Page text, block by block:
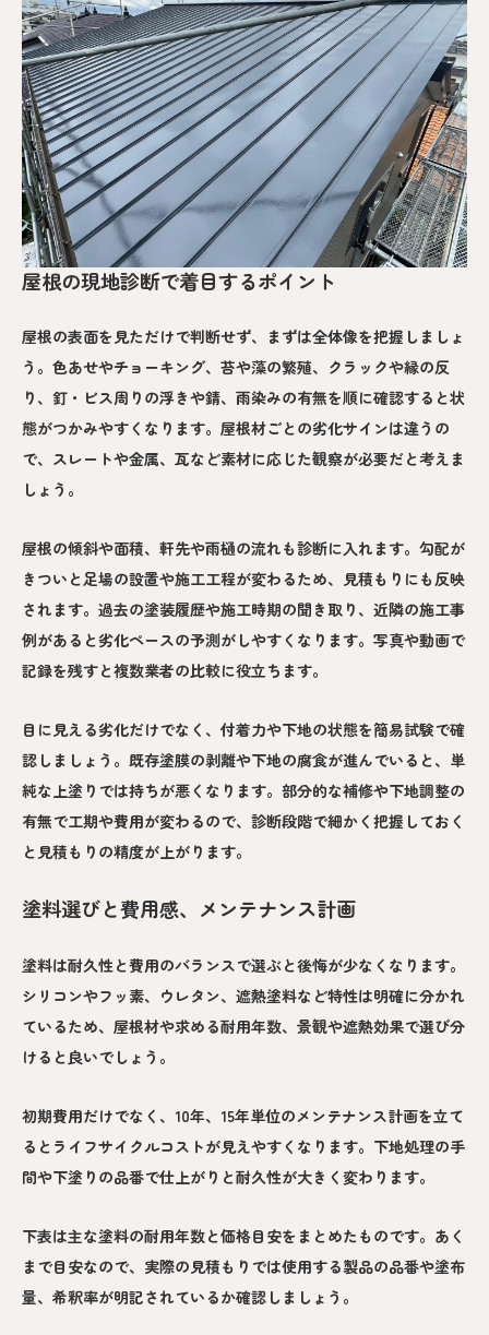
屋根の現地診断で着目するポイント
屋根の表面を見ただけで判断せず、まずは全体像を把握しましょ
う。色あせやチョーキング、苔や藻の繁殖、クラックや縁の反
り、釘・ビス周りの浮きや錆、雨染みの有無を順に確認すると状
態がつかみやすくなります。屋根材ごとの劣化サインは違うの
で、スレートや金属、瓦など素材に応じた観察が必要だと考えま
しょう。
屋根の傾斜や面積、軒先や雨樋の流れも診断に入れます。勾配が
きついと足場の設置や施工工程が変わるため、見積もりにも反映
されます。過去の塗装履歴や施工時期の聞き取り、近隣の施工事
例があると劣化ペースの予測がしやすくなります。写真や動画で
記録を残すと複数業者の比較に役立ちます。
目に見える劣化だけでなく、付着力や下地の状態を簡易試験で確
認しましょう。既存塗膜の剥離や下地の腐食が進んでいると、単
純な上塗りでは持ちが悪くなります。部分的な補修や下地調整の
有無で工期や費用が変わるので、診断段階で細かく把握しておく
と見積もりの精度が上がります。
塗料選びと費用感、メンテナンス計画
塗料は耐久性と費用のバランスで選ぶと後悔が少なくなります。
シリコンやフッ素、ウレタン、遮熱塗料など特性は明確に分かれ
ているため、屋根材や求める耐用年数、景観や遮熱効果で選び分
けると良いでしょう。
初期費用だけでなく、10年、15年単位のメンテナンス計画を立て
るとライフサイクルコストが見えやすくなります。下地処理の手
間や下塗りの品番で仕上がりと耐久性が大きく変わります。
下表は主な塗料の耐用年数と価格目安をまとめたものです。あく
まで目安なので、実際の見積もりでは使用する製品の品番や塗布
量、希釈率が明記されているか確認しましょう。